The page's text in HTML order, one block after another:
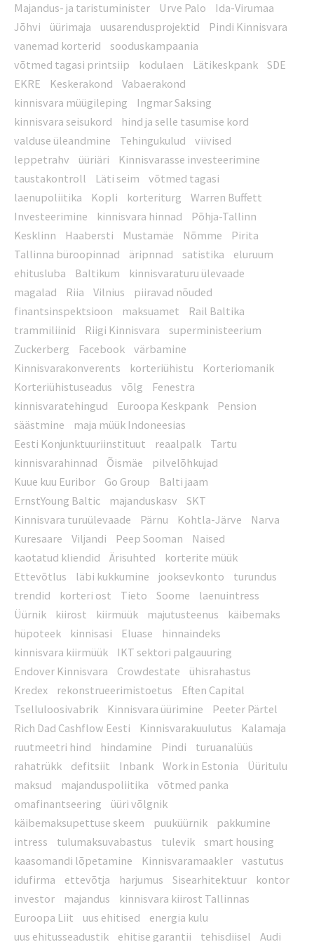
Majandus- ja taristuminister
Urve Palo
Ida-Virumaa
Jõhvi
üürimaja uusarendusprojektid
Pindi Kinnisvara
vanemad korterid
sooduskampaania
võtmed tagasi printsiip
kodulaen Lätikeskpank
SDE
EKRE
Keskerakond
Vabaerakond
kinnisvara müügileping
Ingmar Saksing
kinnisvara seisukord
hind ja selle tasumise kord
valduse üleandmine
Tehingukulud
viivised
leppetrahv
üüriäri
Kinnisvarasse investeerimine
taustakontroll
Läti seim
võtmed tagasi
laenupoliitika
Kopli korteriturg
Warren Buffett
Investeerimine
kinnisvara hinnad
Põhja-Tallinn
Kesklinn
Haabersti Mustamäe Nõmme
Pirita
Tallinna büroopinnad
äripnnad satistika
eluruum
ehitusluba
Baltikum
kinnisvaraturu ülevaade
magalad
Riia Vilnius
piiravad nõuded
finantsinspektsioon
maksuamet
Rail Baltika
trammiliinid
Riigi Kinnisvara
superministeerium
Zuckerberg
Facebook
värbamine
Kinnisvarakonverents
korteriühistu
Korteriomanik
Korteriühistuseadus
võlg
Fenestra
kinnisvaratehingud
Euroopa Keskpank
Pension
säästmine
maja müük Indoneesias
Eesti Konjunktuuriinstituut
reaalpalk
Tartu
kinnisvarahinnad
Õismäe
pilvelõhkujad
Kuue kuu Euribor
Go Group
Balti jaam
ErnstYoung Baltic
majanduskasv
SKT
Kinnisvara turuülevaade
Pärnu Kohtla-Järve
Narva
Kuresaare
Viljandi Peep Sooman
Naised
kaotatud kliendid
Ärisuhted
korterite müük
Ettevõtlus
läbi kukkumine jooksevkonto
turundus
trendid
korteri ost Tieto Soome
laenuintress
Üürnik
kiirost kiirmüük majutusteenus
käibemaks
hüpoteek
kinnisasi Eluase
hinnaindeks
kinnisvara kiirmüük
IKT sektori palgauuring
Endover Kinnisvara
Crowdestate
ühisrahastus
Kredex
rekonstrueerimistoetus
Eften Capital
Tselluloosivabrik
Kinnisvara üürimine
Peeter Pärtel
Rich Dad Cashflow Eesti
Kinnisvarakuulutus
Kalamaja
ruutmeetri hind
hindamine Pindi
turuanalüüs
rahatrükk
defitsiit Inbank Work in Estonia
Üüritulu
maksud
majanduspoliitika
võtmed panka
omafinantseering
üüri võlgnik
käibemaksupettuse skeem
puuküürnik
pakkumine
intress
tulumaksuvabastus tulevik
smart housing
kaasomandi lõpetamine
Kinnisvaramaakler
vastutus
idufirma
ettevõtja harjumus Sisearhitektuur
kontor
investor
majandus
kinnisvara kiirost Tallinnas
Euroopa Liit
uus ehitised
energia kulu
uus ehitusseadustik
ehitise garantii tehisdiisel Audi